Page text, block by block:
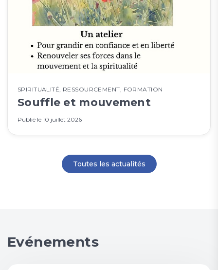
SPIRITUALITÉ, RESSOURCEMENT, FORMATION
Souffle et mouvement
Publié le 10 juillet 2026
Toutes les actualités
Evénements